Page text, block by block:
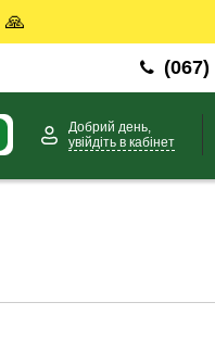
🙏
(067)
Добрий день,
увійдіть в кабінет